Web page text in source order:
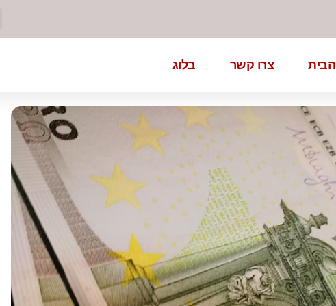
צרו קשר בלוג